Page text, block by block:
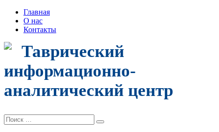
Главная
О нас
Контакты
Таврический
информационно-
аналитический центр
Поиск: